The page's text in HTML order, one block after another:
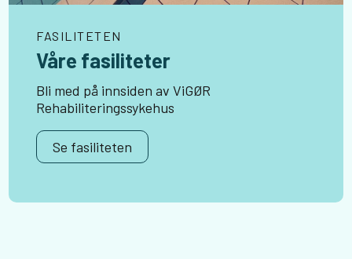
FASILITETEN
Våre fasiliteter
Bli med på innsiden av ViGØR
Rehabiliteringssykehus
Se fasiliteten